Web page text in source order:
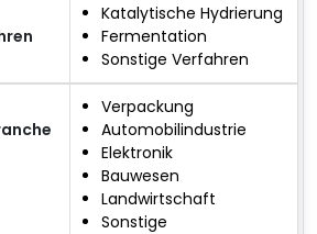
Katalytische Hydrierung
Fermentation
Sonstige Verfahren
Verpackung
Automobilindustrie
Elektronik
Bauwesen
Landwirtschaft
Sonstige